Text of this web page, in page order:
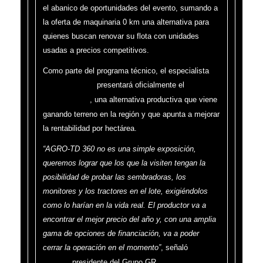
el abanico de oportunidades del evento, sumando a
la oferta de maquinaria 0 km una alternativa para
quienes buscan renovar su flota con unidades
usadas a precios competitivos.
Como parte del programa técnico, el especialista
presentará oficialmente el
, una alternativa productiva que viene
ganando terreno en la región y que apunta a mejorar
la rentabilidad por hectárea.
“AGRO-TD 360 no es una simple exposición,
queremos lograr que los que la visiten tengan la
posibilidad de probar las sembradoras, los
monitores y los tractores en el lote, exigiéndolos
como lo harían en la vida real. El productor va a
encontrar el mejor precio del año y, con una amplia
gama de opciones de financiación, va a poder
cerrar la operación en el momento”, señaló